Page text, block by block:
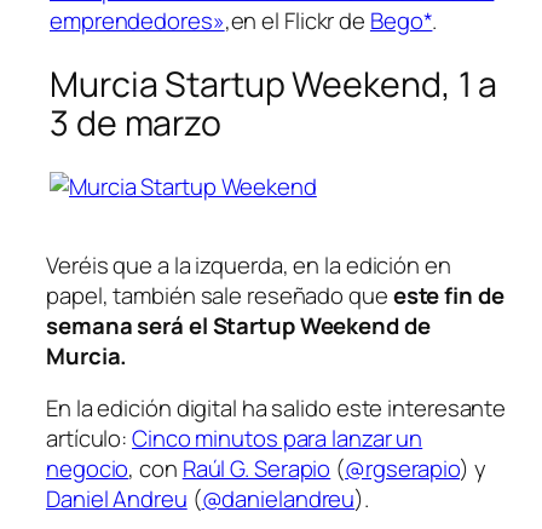
emprendedores»,en el Flickr de Bego*.
Murcia Startup Weekend, 1 a
3 de marzo
Veréis que a la izquerda, en la edición en
papel, también sale reseñado queeste fin de
semana será el Startup Weekend de
Murcia.
En la edición digital ha salido este interesante
artículo:Cinco minutos para lanzar un
negocio, con Raúl G. Serapio (@rgserapio) y
Daniel Andreu (@danielandreu).